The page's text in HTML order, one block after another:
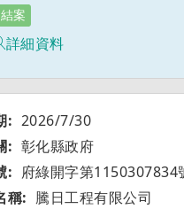
結案
詳細資料
2026/7/30
彰化縣政府
府綠開字第1150307834
騰日工程有限公司